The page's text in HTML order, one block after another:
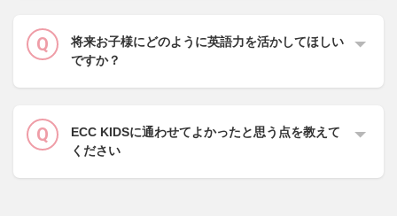
将来お子様にどのように英語力を活かしてほしい
ですか？
ECC KIDSに通わせてよかったと思う点を教えて
ください